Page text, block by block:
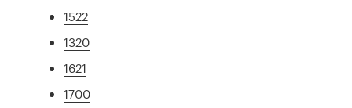
1522
1320
1621
1700